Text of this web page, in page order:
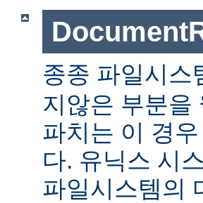
종종 파일시스
지않은 부분을
파치는 이 경
다. 유닉스 시
파일시스템의